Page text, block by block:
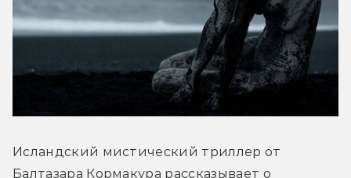
Исландский мистический триллер от
Балтазара Кормакура рассказывает о